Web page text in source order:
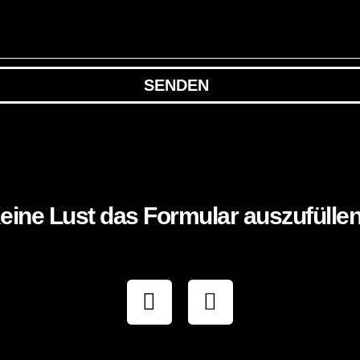
SENDEN
Lust das Formular